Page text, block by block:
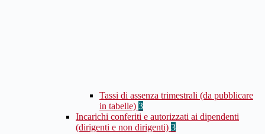
Tassi di assenza trimestrali (da pubblicare
in tabelle) 3
Incarichi conferiti e autorizzati ai dipendenti
(dirigenti e non dirigenti) 3